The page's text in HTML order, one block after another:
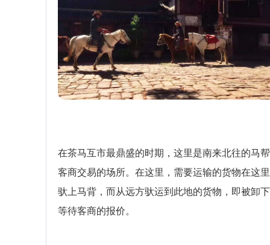
在茶马互市最鼎盛的时期，这里是南来北往的马
客商交易的场所。在这里，需要运输的货物在这
驮上马背，而从远方驮运到此地的货物，即被卸
等待客商的报价。